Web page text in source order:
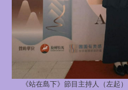
《站在島下》節目主持人（左起